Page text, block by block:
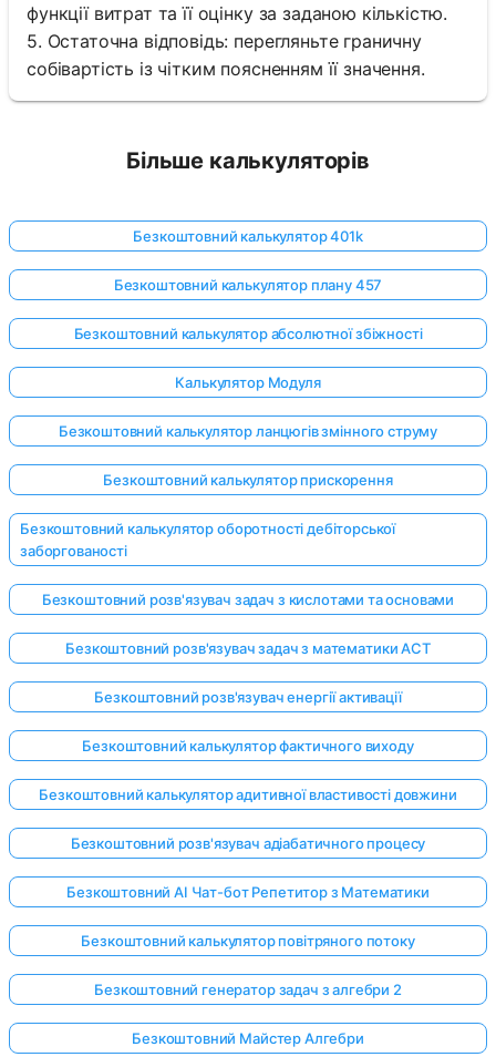
функції витрат та її оцінку за заданою кількістю.
5. Остаточна відповідь: перегляньте граничну
собівартість із чітким поясненням її значення.
Більше калькуляторів
Безкоштовний калькулятор 401k
Безкоштовний калькулятор плану 457
Безкоштовний калькулятор абсолютної збіжності
Калькулятор Модуля
Безкоштовний калькулятор ланцюгів змінного струму
Безкоштовний калькулятор прискорення
Безкоштовний калькулятор оборотності дебіторської
заборгованості
Безкоштовний розв'язувач задач з кислотами та основами
Безкоштовний розв'язувач задач з математики ACT
Безкоштовний розв'язувач енергії активації
Безкоштовний калькулятор фактичного виходу
Безкоштовний калькулятор адитивної властивості довжини
Безкоштовний розв'язувач адіабатичного процесу
Безкоштовний AI Чат-бот Репетитор з Математики
Безкоштовний калькулятор повітряного потоку
Безкоштовний генератор задач з алгебри 2
Безкоштовний Майстер Алгебри